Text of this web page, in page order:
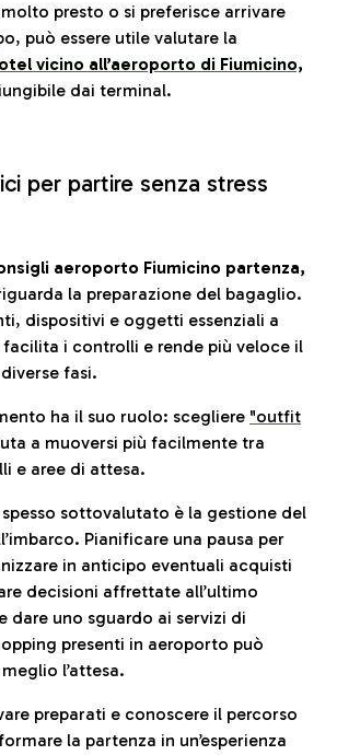
presto o si preferisce arrivare
può essere utile valutare la
vicino all’aeroporto di Fiumicino,
dai terminal.
per partire senza stress
aeroporto Fiumicino partenza,
la preparazione del bagaglio.
dispositivi e oggetti essenziali a
i controlli e rende più veloce il
fasi.
ha il suo ruolo: scegliere "outfit
a muoversi più facilmente tra
e aree di attesa.
sottovalutato è la gestione del
Pianificare una pausa per
in anticipo eventuali acquisti
decisioni affrettate all’ultimo
dare uno sguardo ai servizi di
presenti in aeroporto può
l’attesa.
preparati e conoscere il percorso
la partenza in un’esperienza